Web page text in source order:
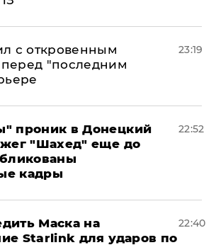
с откровенным
"последним
23:19
проник в Донецкий
"Шахед" еще до
кадры
22:52
Маска на
Starlink для ударов по
22:40